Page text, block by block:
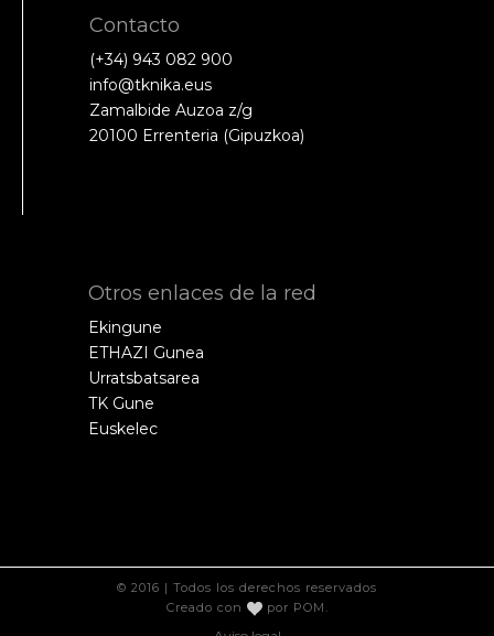
Contacto
(+34) 943 082 900
info@tknika.eus
Zamalbide Auzoa z/g
20100 Errenteria (Gipuzkoa)
Otros enlaces de la red
Ekingune
ETHAZI Gunea
Urratsbatsarea
TK Gune
Euskelec
© 2016 | Todos los derechos reservados
Creado con
por POM